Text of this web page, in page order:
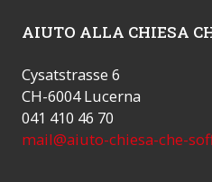
AIUTO ALLA CHIESA
Cysatstrasse 6
CH-6004 Lucerna
041 410 46 70
mail@aiuto-chiesa-che-